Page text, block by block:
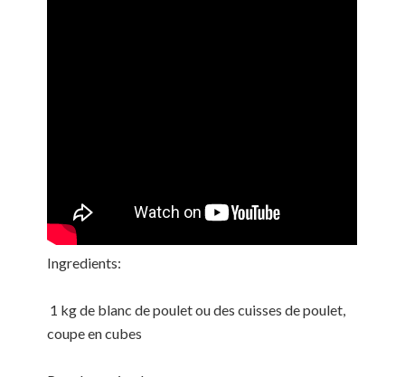
Ingredients:
1 kg de blanc de poulet ou des cuisses de poulet,
coupe en cubes